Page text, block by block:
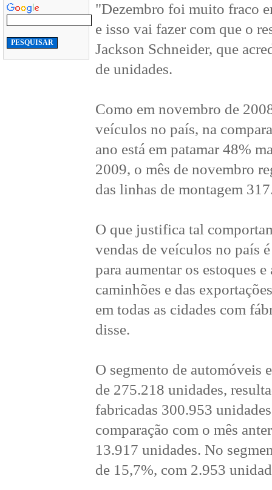
"Dezembro foi muito fraco
e isso vai fazer com que o
Jackson Schneider, que
de unidades.
Como em novembro de
veículos no país, na
ano está em patamar 48%
2009, o mês de novembro
das linhas de montagem
O que justifica tal
vendas de veículos no país
para aumentar os estoques
caminhões e das
em todas as cidades com
disse.
O segmento de automóveis
de 275.218 unidades,
fabricadas 300.953
comparação com o mês
13.917 unidades. No
de 15,7%, com 2.953